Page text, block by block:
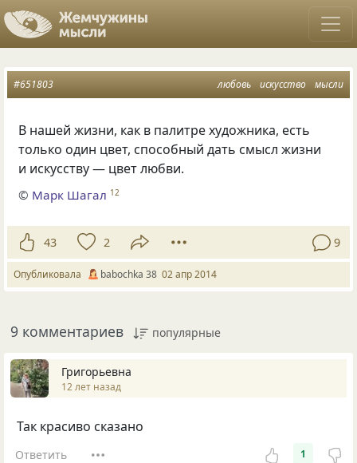
любовь искусство мысли
#651803
В нашей жизни, как в палитре художника, есть
только один цвет, способный дать смысл жизни
и искусству — цвет любви.
© Марк Шагал 12
43 2 9
Опубликовала babochka 38 02 апр 2014
9 комментариев популярные
Григорьевна
12 лет назад
Так красиво сказано
Ответить 1